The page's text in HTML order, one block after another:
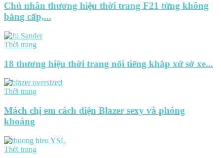
Chủ nhân thương hiệu thời trang F21 từng không
bằng cấp,...
Thời trang
18 thương hiệu thời trang nổi tiếng khắp xứ sở xe...
Thời trang
Mách chị em cách diện Blazer sexy và phóng
khoáng
Thời trang